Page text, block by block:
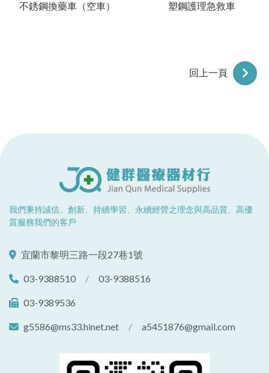
不銹鋼換藥車（空車） 塑鋼護理急救車
回上一頁
我們秉持誠信、創新、持續學習、永續經營之理念與高品質、高優
質服務我們的客戶
宜蘭市黎明三路一段27巷1號
03-9388510 / 03-9388516
03-9389536
g5586@ms33.hinet.net / a5451876@gmail.com